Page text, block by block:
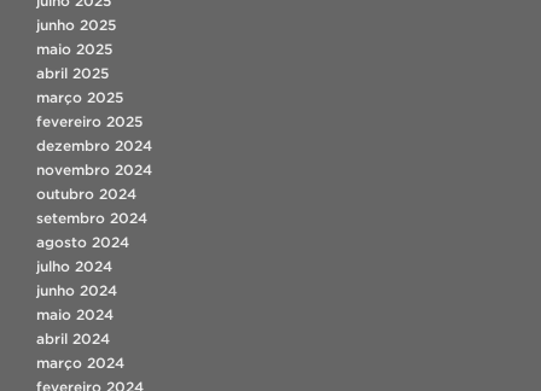
junho 2025
maio 2025
abril 2025
março 2025
fevereiro 2025
dezembro 2024
novembro 2024
outubro 2024
setembro 2024
agosto 2024
julho 2024
junho 2024
maio 2024
abril 2024
março 2024
fevereiro 2024